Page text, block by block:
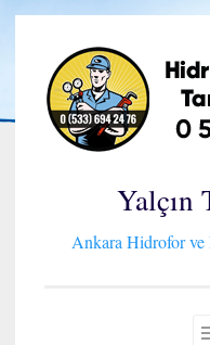
İçeriğe
geç
Yalçın
Ankara Hidrofor ve